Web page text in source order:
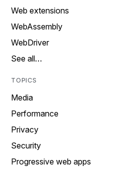
Web extensions
WebAssembly
WebDriver
See all…
TOPICS
Media
Performance
Privacy
Security
Progressive web apps